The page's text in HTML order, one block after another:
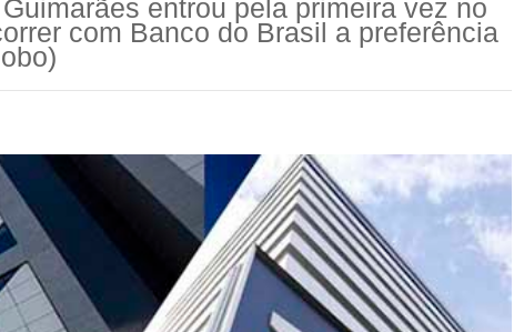
entrou pela primeira vez no
com Banco do Brasil a preferência